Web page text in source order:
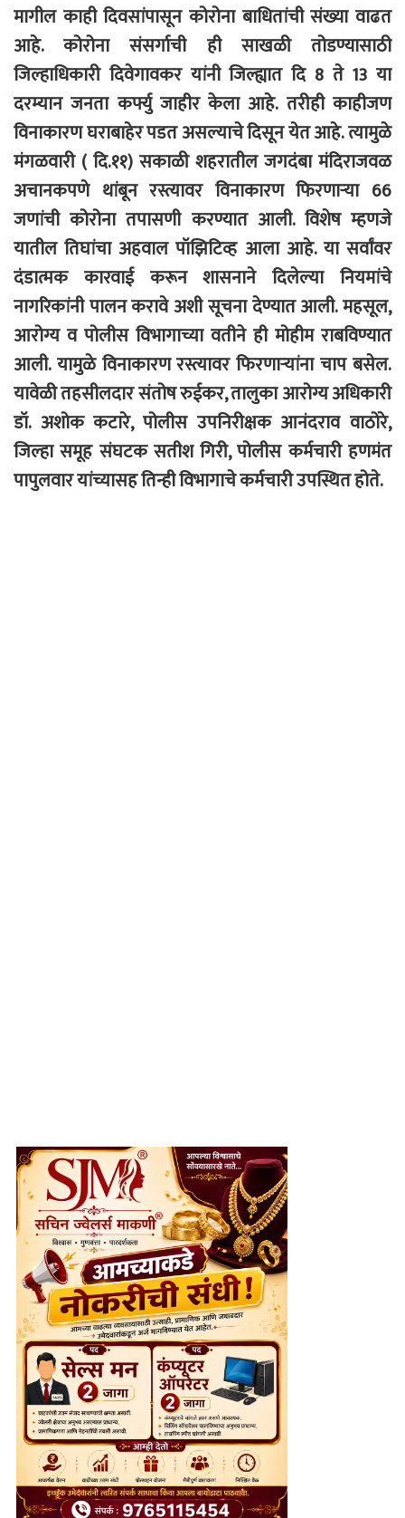
मागील काही दिवसांपासून कोरोना बाधितांची संख्या वाढत
आहे. कोरोना संसर्गाची ही साखळी तोडण्यासाठी
जिल्हाधिकारी दिवेगावकर यांनी जिल्ह्यात दि 8 ते 13 या
दरम्यान जनता कर्फ्यु जाहीर केला आहे. तरीही काहीजण
विनाकारण घराबाहेर पडत असल्याचे दिसून येत आहे. त्यामुळे
मंगळवारी ( दि.११) सकाळी शहरातील जगदंबा मंदिराजवळ
अचानकपणे थांबून रस्त्यावर विनाकारण फिरणाऱ्या 66
जणांची कोरोना तपासणी करण्यात आली. विशेष म्हणजे
यातील तिघांचा अहवाल पॉझिटिव्ह आला आहे. या सर्वांवर
दंडात्मक कारवाई करून शासनाने दिलेल्या नियमांचे
नागरिकांनी पालन करावे अशी सूचना देण्यात आली. महसूल,
आरोग्य व पोलीस विभागाच्या वतीने ही मोहीम राबविण्यात
आली. यामुळे विनाकारण रस्त्यावर फिरणाऱ्यांना चाप बसेल.
यावेळी तहसीलदार संतोष रुईकर, तालुका आरोग्य अधिकारी
डॉ. अशोक कटारे, पोलीस उपनिरीक्षक आनंदराव वाठोरे,
जिल्हा समूह संघटक सतीश गिरी, पोलीस कर्मचारी हणमंत
पापुलवार यांच्यासह तिन्ही विभागाचे कर्मचारी उपस्थित होते.